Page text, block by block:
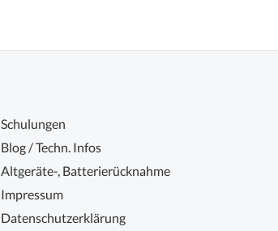
Schulungen
Blog / Techn. Infos
Altgeräte-, Batterierücknahme
Impressum
Datenschutzerklärung